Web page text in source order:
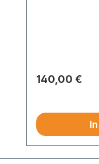
Regulärer
140,00 €